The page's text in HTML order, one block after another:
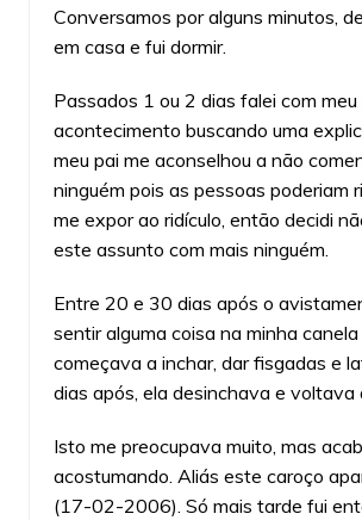
Conversamos por alguns minutos,
em casa e fui dormir.
Passados 1 ou 2 dias falei com meu
acontecimento buscando uma
meu pai me aconselhou a não
ninguém pois as pessoas poderiam
me expor ao ridículo, então decidi
este assunto com mais ninguém.
Entre 20 e 30 dias após o
sentir alguma coisa na minha
começava a inchar, dar fisgadas e
dias após, ela desinchava e voltava
Isto me preocupava muito, mas
acostumando. Aliás este caroço
(17-02-2006). Só mais tarde fui